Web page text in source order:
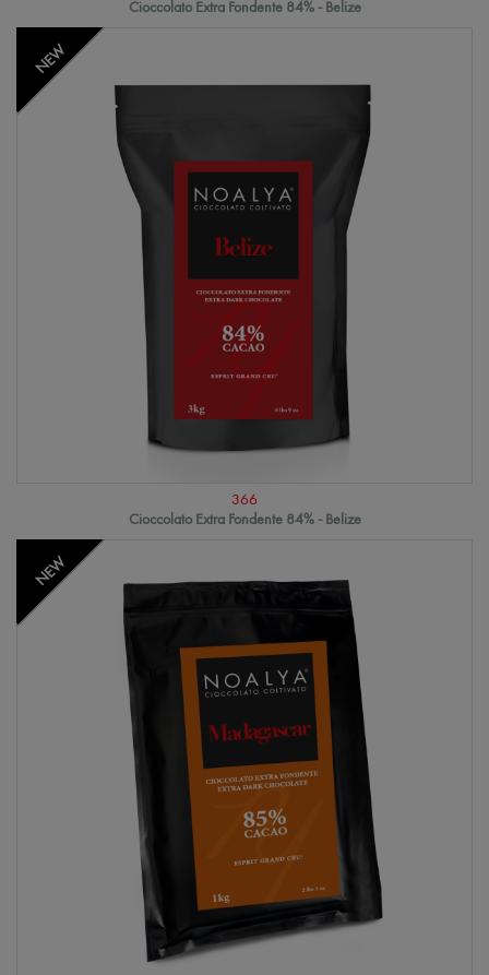
Cioccolato Extra Fondente 84% - Belize
NEW
366
Cioccolato Extra Fondente 84% - Belize
NEW